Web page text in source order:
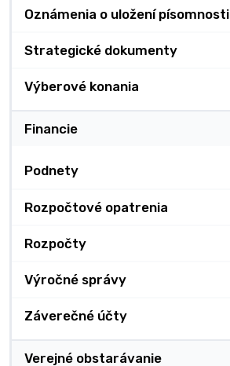
Oznámenia o uložení písomnosti
Strategické dokumenty
Výberové konania
Financie
Podnety
Rozpočtové opatrenia
Rozpočty
Výročné správy
Záverečné účty
Verejné obstarávanie